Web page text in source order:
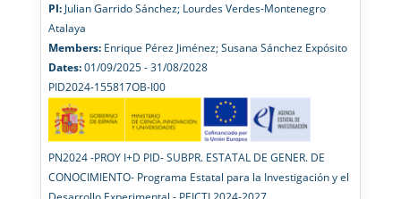
PI:Julian Garrido Sánchez; Lourdes Verdes-Montenegro
Atalaya
Members:Enrique Pérez Jiménez; Susana Sánchez Expósito
Dates:01/09/2025 - 31/08/2028
PID2024-155817OB-I00
PN2024 -PROY I+D PID- SUBPR. ESTATAL DE GENER. DE
CONOCIMIENTO- Programa Estatal para la Investigación y el